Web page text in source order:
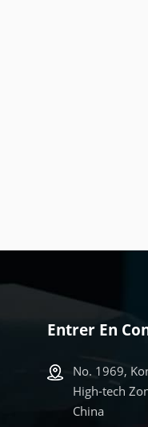
Entrer En
No. 1969,
High-tech
China